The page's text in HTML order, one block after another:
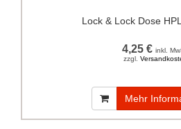
Lock & Lock Dose
4,25 € inkl.
zzgl.
Mehr